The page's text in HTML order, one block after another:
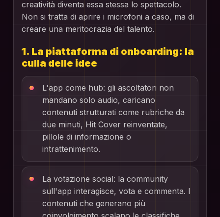
creatività diventa essa stessa lo spettacolo.
Non si tratta di aprire i microfoni a caso, ma di
creare una meritocrazia del talento.
1. La piattaforma di onboarding: la
culla delle idee
L'app come hub: gli ascoltatori non
mandano solo audio, caricano
contenuti strutturati come rubriche da
due minuti, Hit Cover reinventate,
pillole di informazione o
intrattenimento.
La votazione social: la community
sull'app interagisce, vota e commenta. I
contenuti che generano più